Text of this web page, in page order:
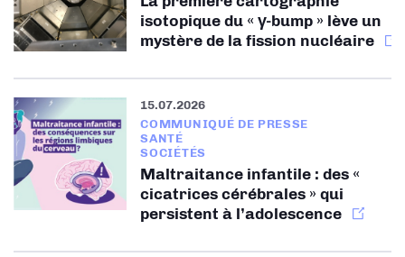
isotopique du « γ-bump » lève un
mystère de la fission nucléaire
15.07.2026
COMMUNIQUÉ DE PRESSE
SANTÉ
SOCIÉTÉS
Maltraitance infantile : des «
cicatrices cérébrales » qui
persistent à l’adolescence